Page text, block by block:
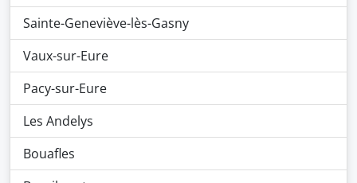
Sainte-Geneviève-lès-Gasny
Vaux-sur-Eure
Pacy-sur-Eure
Les Andelys
Bouafles